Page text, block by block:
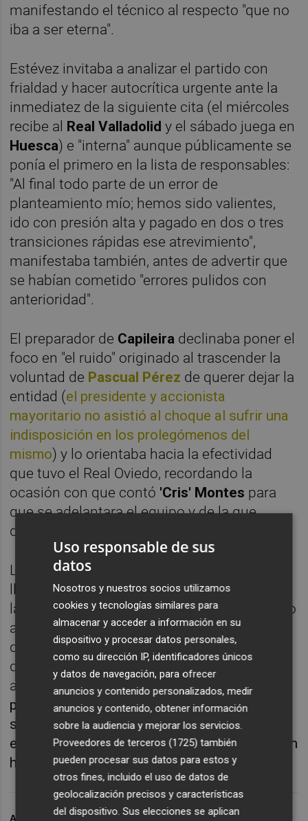
manifestando el técnico al respecto "que no
iba a ser eterna".
Estévez invitaba a analizar el partido con
frialdad y hacer autocrítica urgente ante la
inmediatez de la siguiente cita (el miércoles
recibe al Real Valladolid y el sábado juega en
Huesca) e "interna" aunque públicamente se
ponía el primero en la lista de responsables:
"Al final todo parte de un error de
planteamiento mío; hemos sido valientes,
ido con presión alta y pagado en dos o tres
transiciones rápidas ese atrevimiento",
manifestaba también, antes de advertir que
se habían cometido "errores pulidos con
anterioridad".
El preparador de Capileira declinaba poner el
foco en "el ruido" originado al trascender la
voluntad de Pascual Pérez de querer dejar la
entidad (el presidente y accionista
mayoritario no asistió al choque al sufrir una
indisposición en los prolegómenos del
mismo) y lo orientaba hacia la efectividad
que tuvo el Real Oviedo, recordando la
ocasión con que contó 'Cris' Montes para
que se adelantara el equipo y de la que
dispuso después
Luego explicaba las razones que le habían
llevado a optado por situar a Marc Mateu en
la sala de máquinas o a sustituir al descanso
a Florin Andone y lamentaba el tanto tardío
de
Salcedo. Por cierto, respecto al rifirrafe
que protagonizó el delantero italiano (con
ascendencia colombiana)y Mario Soberón
por quién lanzaba la pena máxima cometida
sobre el primero, Estévez aclaraba que "está
escrito el orden de lanzadores" y que "también
hay una estrategia para despistar".
ARCHIVADO EN CD ELDENSE REAL OVIEDO
Uso responsable de sus
datos
Nosotros y nuestros socios utilizamos
cookies y tecnologías similares para
almacenar y acceder a información en su
dispositivo y procesar datos personales,
como su dirección IP, identificadores únicos
y datos de navegación, para ofrecer
anuncios y contenido personalizados, medir
anuncios y contenido, obtener información
sobre la audiencia y mejorar los servicios.
Proveedores de terceros (1725) también
pueden procesar sus datos para estos y
otros fines, incluido el uso de datos de
geolocalización precisos y características
del dispositivo. Sus elecciones se aplican